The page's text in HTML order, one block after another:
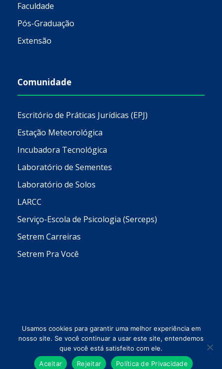
Faculdade
Pós-Graduação
Extensão
Comunidade
Escritório de Práticas Jurídicas (EPJ)
Estação Meteorológica
Incubadora Tecnológica
Laboratório de Sementes
Laboratório de Solos
LARCC
Serviço-Escola de Psicologia (Serceps)
Setrem Carreiras
Setrem Pra Você
Todos os direitos reservados © 2026 Setrem
Usamos cookies para garantir uma melhor experiência em
nosso site. Se você continuar a usar este site, entendemos
que você está satisfeito com ele.
Aceitar
Rejeitar Política de Privacidade